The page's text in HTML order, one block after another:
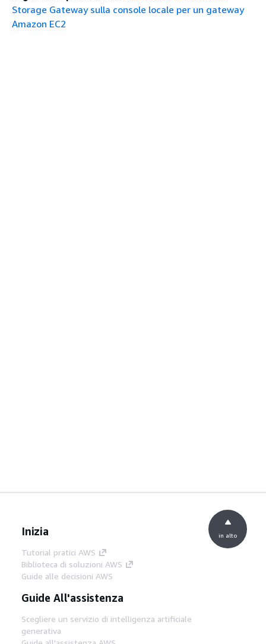
Storage Gateway sulla console locale per un gateway
Amazon EC2
Inizia
Tutorial pratici AWS
Biblioteca di soluzioni AWS
Guide alle decisioni AWS
Guide All'assistenza
Scegliere un servizio di intelligenza artificiale
generativa
in alto